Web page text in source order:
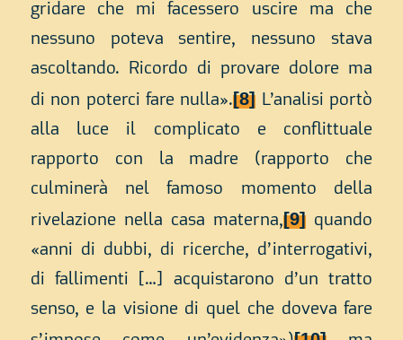
gridare che mi facessero uscire ma che
nessuno poteva sentire, nessuno stava
ascoltando. Ricordo di provare dolore ma
di non poterci fare nulla».[8] L’analisi portò
alla luce il complicato e conflittuale
rapporto con la madre (rapporto che
culminerà nel famoso momento della
rivelazione nella casa materna,[9] quando
«anni di dubbi, di ricerche, d’interrogativi,
di fallimenti […] acquistarono d’un tratto
senso, e la visione di quel che doveva fare